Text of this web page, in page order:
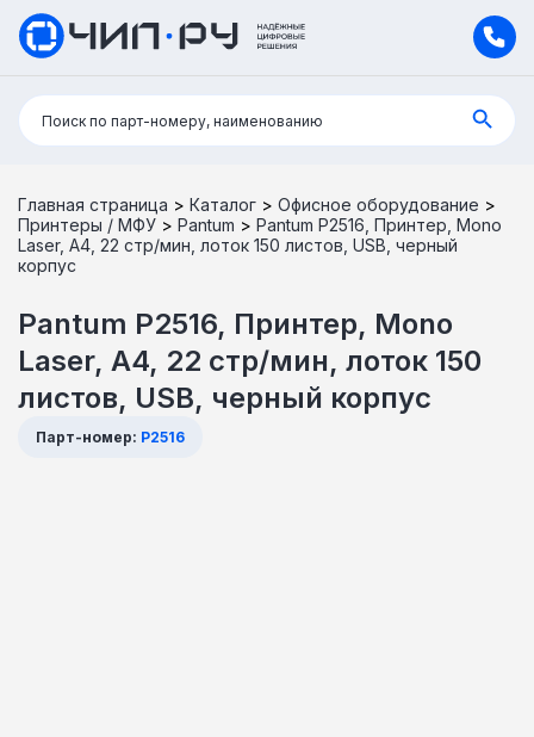
Поиск:
Поиск по парт-номеру, наименованию
Главная страница > Каталог > Офисное оборудование >
Принтеры / МФУ > Pantum > Pantum P2516, Принтер, Mono
Laser, А4, 22 стр/мин, лоток 150 листов, USB, черный
корпус
Pantum P2516, Принтер, Mono
Laser, А4, 22 стр/мин, лоток 150
листов, USB, черный корпус
Парт-номер: P2516